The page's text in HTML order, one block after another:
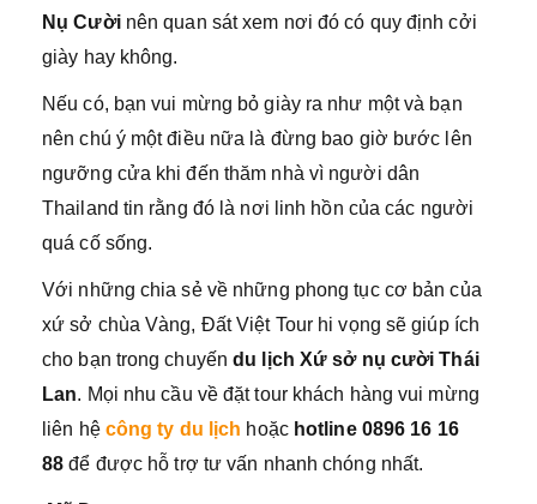
Nụ Cườinên quan sát xem nơi đó có quy định cởi
giày hay không.
Nếu có, bạn vui mừng bỏ giày ra như một và bạn
nên chú ý một điều nữa là đừng bao giờ bước lên
ngưỡng cửa khi đến thăm nhà vì người dân
Thailand tin rằng đó là nơi linh hồn của các người
quá cố sống.
Với những chia sẻ về những phong tục cơ bản của
xứ sở chùa Vàng, Đất Việt Tour hi vọng sẽ giúp ích
cho bạn trong chuyếndu lịch Xứ sở nụ cười Thái
Lan. Mọi nhu cầu về đặt tour khách hàng vui mừng
liên hệ công ty du lịch hoặc hotline 0896 16 16
88để được hỗ trợ tư vấn nhanh chóng nhất.